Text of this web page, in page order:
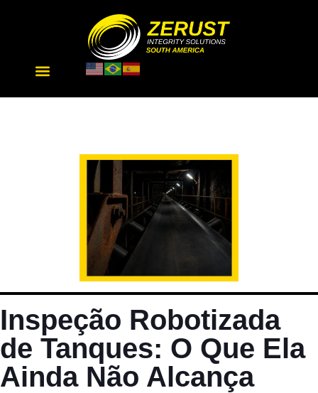
Inspeção Robotizada
de Tanques: O Que Ela
Ainda Não Alcança